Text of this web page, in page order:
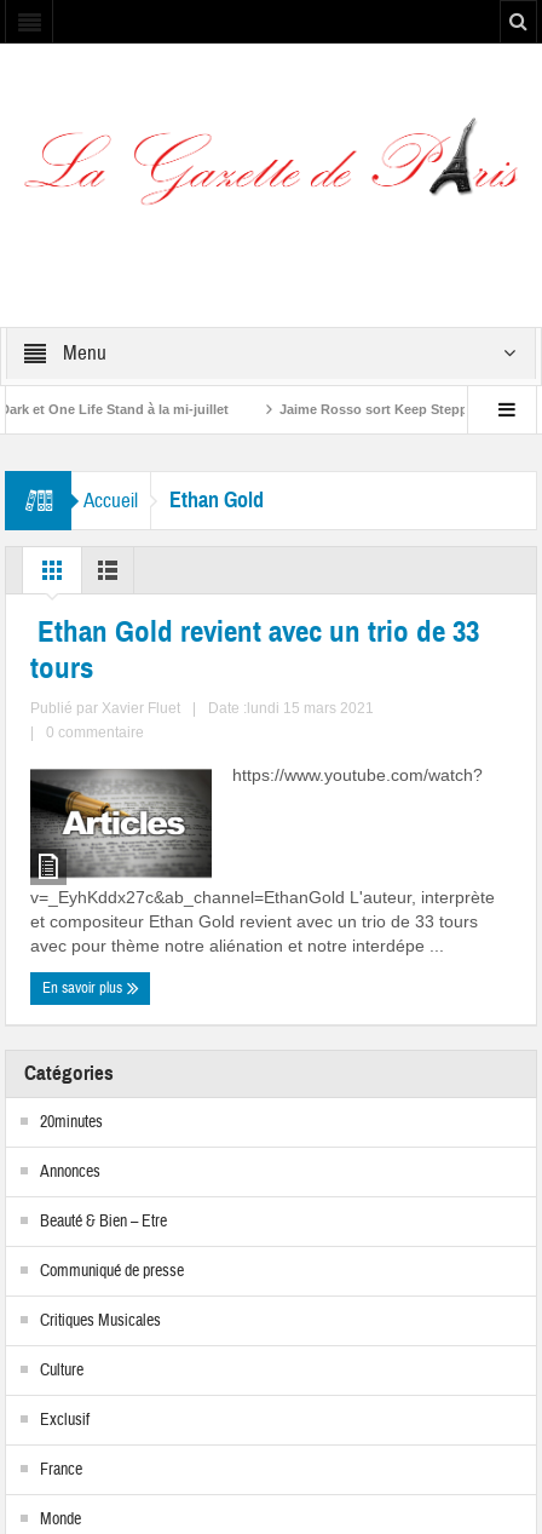
Menu
et One Life Stand à la mi-juillet Jaime Rosso sort Keep Stepping, son
Accueil Ethan Gold
Ethan Gold revient avec un trio de 33
tours
Publié par Xavier Fluet
Date :lundi 15 mars 2021
0 commentaire
https://www.youtube.com/watch?
v=_EyhKddx27c&ab_channel=EthanGold L'auteur, interprète
et compositeur Ethan Gold revient avec un trio de 33 tours
avec pour thème notre aliénation et notre interdépe ...
En savoir plus
Catégories
20minutes
Annonces
Beauté & Bien – Etre
Communiqué de presse
Critiques Musicales
Culture
Exclusif
France
Monde